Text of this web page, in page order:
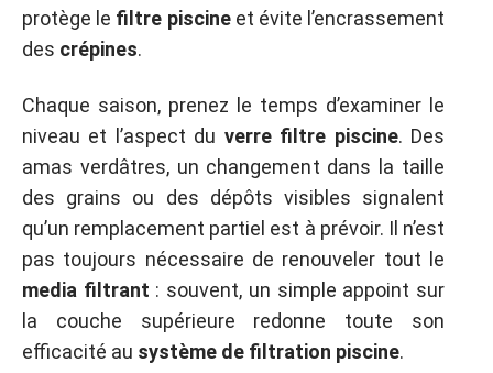
protège le filtre piscineet évite l’encrassement
des crépines.
Chaque saison, prenez le temps d’examiner le
niveau et l’aspect du verre filtre piscine. Des
amas verdâtres, un changement dans la taille
des grains ou des dépôts visibles signalent
qu’un remplacement partiel est à prévoir. Il n’est
pas toujours nécessaire de renouveler tout le
media filtrant : souvent, un simple appoint sur
la couche supérieure redonne toute son
efficacité au système de filtration piscine.